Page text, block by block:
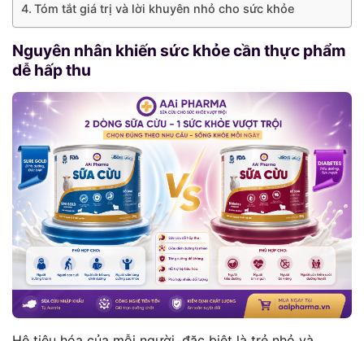
Tóm tắt giá trị và lời khuyên nhỏ cho sức khỏe
Nguyên nhân khiến sức khỏe cần thực phẩm
dễ hấp thu